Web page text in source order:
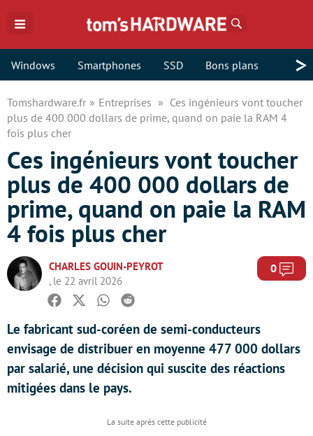
Windows Smartphones SSD Bons plans >
Tomshardware.fr Entreprises
Ces ingénieurs vont toucher
plus de 400 000 dollars de prime, quand on paie la RAM 4
fois plus cher
Ces ingénieurs vont toucher
plus de 400 000 dollars de
prime, quand on paie la RAM
4 fois plus cher
CHARLES GOUIN-PEYROT
, le 22 avril 2026
0
Facebook
TwitterWhatsapp
Reddit
Le fabricant sud-coréen de semi-conducteurs
envisage de distribuer en moyenne 477 000 dollars
par salarié, une décision qui suscite des réactions
mitigées dans le pays.